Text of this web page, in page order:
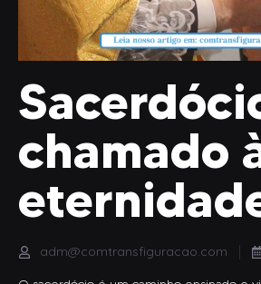
chamado
adm@comtransfiguracao.com